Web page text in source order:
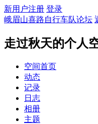
新用户注册 登录
峨眉山喜路自行车队论坛
走过秋天的个人
空间首页
动态
记录
日志
相册
主题